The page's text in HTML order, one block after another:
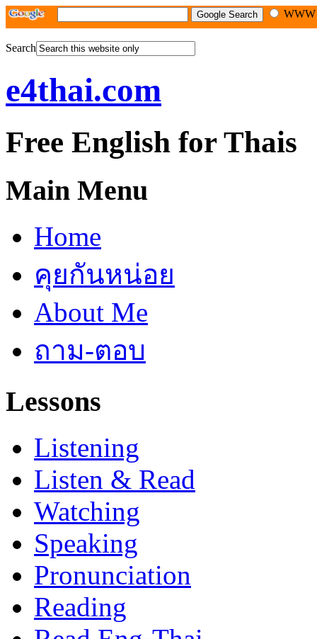
Search
e4thai.com
Free English for Thais
Main Menu
Home
คุยกันหน่อย
About Me
ถาม-ตอบ
Lessons
Listening
Listen & Read
Watching
Speaking
Pronunciation
Reading